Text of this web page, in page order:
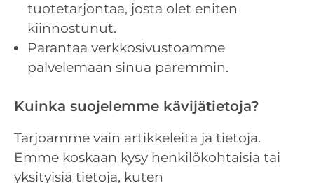
tuotetarjontaa, josta olet eniten
kiinnostunut.
Parantaa verkkosivustoamme
palvelemaan sinua paremmin.
Kuinka suojelemme kävijätietoja?
Tarjoamme vain artikkeleita ja tietoja.
Emme koskaan kysy henkilökohtaisia ​​tai
yksityisiä tietoja, kuten